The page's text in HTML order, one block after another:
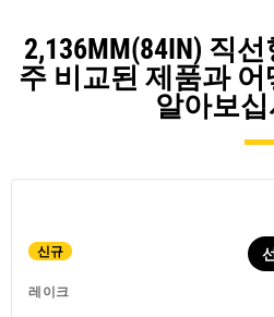
2,136MM(84IN) 직
주 비교된 제품과 어
알아보
신규
레이크